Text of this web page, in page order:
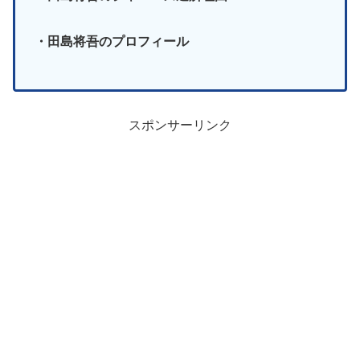
・田島将吾のプロフィール
スポンサーリンク